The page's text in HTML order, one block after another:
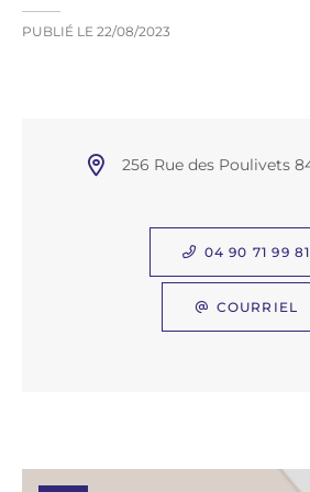
PUBLIÉ LE 22/08/2023
256 Rue des Poulivets
04 90 71 99 81
COURRIEL